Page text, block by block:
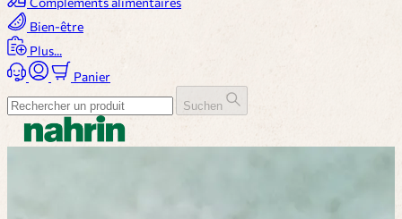
Bien-être
Plus...
Panier
Suchen